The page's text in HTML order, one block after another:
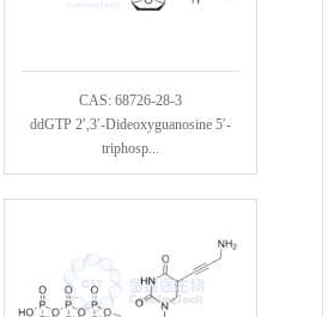
CAS: 68726-28-3
ddGTP 2′,3′-Dideoxyguanosine 5′-
triphosp...